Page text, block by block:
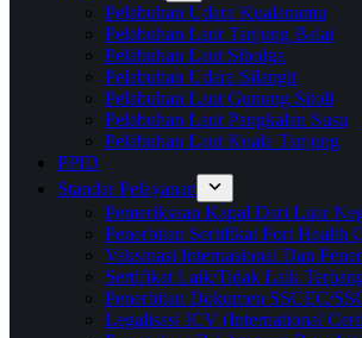
Pelabuhan Udara Kualanamu
Pelabuhan Laut Tanjung Balai
Pelabuhan Laut Sibolga
Pelabuhan Udara Silangit
Pelabuhan Laut Gunung Sitoli
Pelabuhan Laut Pangkalan Susu
Pelabuhan Laut Kuala Tanjung
PPID
Standar Pelayanan
Pemeriksaan Kapal Dari Luar
Penerbitan Sertifikat Port Health
Vaksinasi Internasional Dan
Sertifikat Laik/Tidak Laik
Penerbitan Dokumen SSCEC/
Legalisasi ICV (International